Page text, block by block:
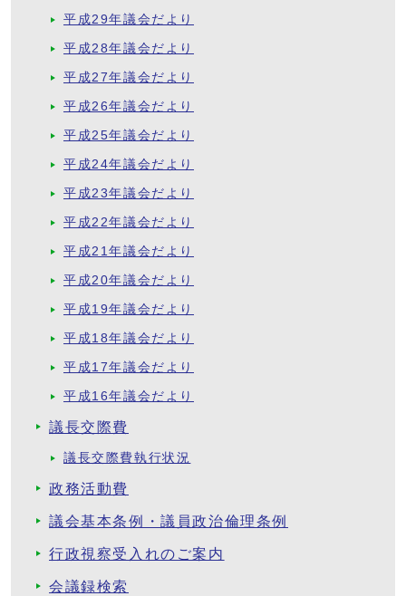
平成29年議会だより
平成28年議会だより
平成27年議会だより
平成26年議会だより
平成25年議会だより
平成24年議会だより
平成23年議会だより
平成22年議会だより
平成21年議会だより
平成20年議会だより
平成19年議会だより
平成18年議会だより
平成17年議会だより
平成16年議会だより
議長交際費
議長交際費執行状況
政務活動費
議会基本条例・議員政治倫理条例
行政視察受入れのご案内
会議録検索